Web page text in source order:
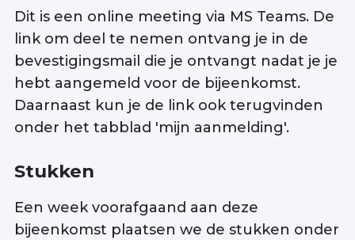
Dit is een online meeting via MS Teams. De
link om deel te nemen ontvang je in de
bevestigingsmail die je ontvangt nadat je je
hebt aangemeld voor de bijeenkomst.
Daarnaast kun je de link ook terugvinden
onder het tabblad 'mijn aanmelding'.
Stukken
Een week voorafgaand aan deze
bijeenkomst plaatsen we de stukken onder